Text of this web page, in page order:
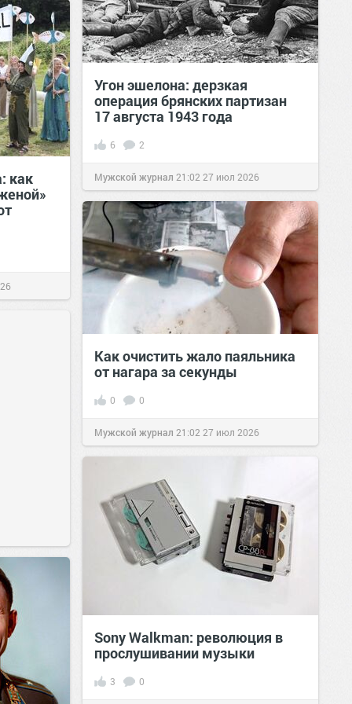
Угон эшелона: дерзкая
операция брянских партизан
17 августа 1943 года
6 2
Мужской журнал 21:02 27 июл 2026
как
Как очистить жало паяльника
от нагара за секунды
0 0
Мужской журнал 21:02 27 июл 2026
Sony Walkman: революция в
прослушивании музыки
3 0